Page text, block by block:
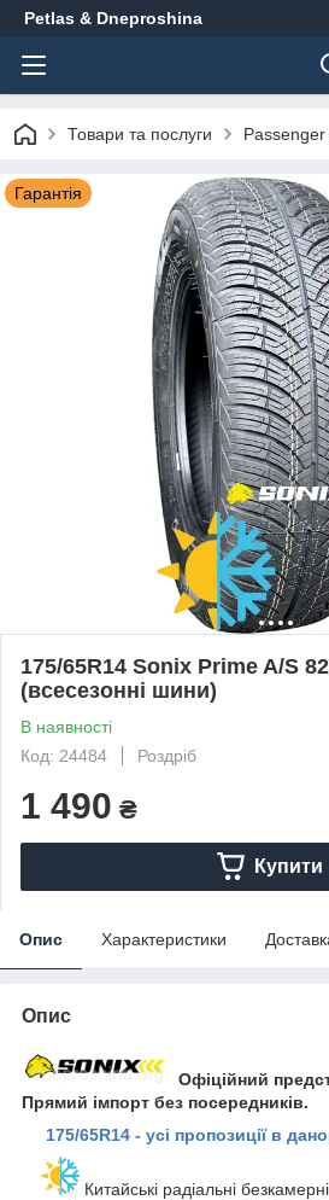
Petlas & Dneproshina
Товари та послуги Passenger
Гарантія
175/65R14 Sonix Prime A/S
(всесезонні шини)
В наявності
Код: 24484
Роздріб
1 490 ₴
Купити
Опис Характеристики
Опис
Офіційний
Прямий імпорт без посередників.
175/65R14 - усі пропозиції в
Китайські радіальні